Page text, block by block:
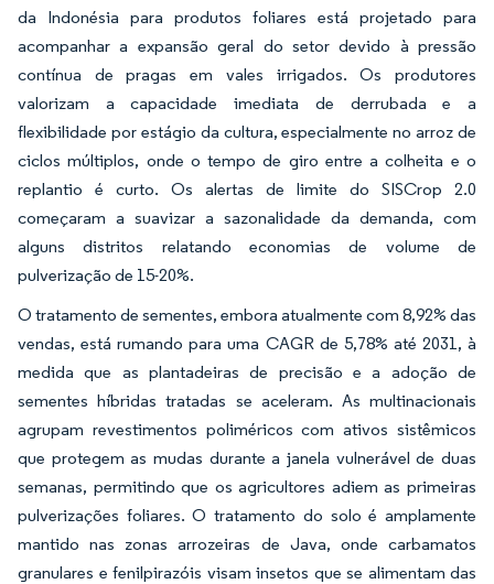
da Indonésia para produtos foliares está projetado para
acompanhar a expansão geral do setor devido à pressão
contínua de pragas em vales irrigados. Os produtores
valorizam a capacidade imediata de derrubada e a
flexibilidade por estágio da cultura, especialmente no arroz de
ciclos múltiplos, onde o tempo de giro entre a colheita e o
replantio é curto. Os alertas de limite do SISCrop 2.0
começaram a suavizar a sazonalidade da demanda, com
alguns distritos relatando economias de volume de
pulverização de 15-20%.
O tratamento de sementes, embora atualmente com 8,92% das
vendas, está rumando para uma CAGR de 5,78% até 2031, à
medida que as plantadeiras de precisão e a adoção de
sementes híbridas tratadas se aceleram. As multinacionais
agrupam revestimentos poliméricos com ativos sistêmicos
que protegem as mudas durante a janela vulnerável de duas
semanas, permitindo que os agricultores adiem as primeiras
pulverizações foliares. O tratamento do solo é amplamente
mantido nas zonas arrozeiras de Java, onde carbamatos
granulares e fenilpirazóis visam insetos que se alimentam das